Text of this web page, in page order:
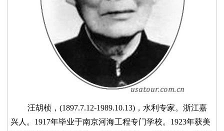
汪胡桢，(1897.7.12-1989.10.13)，水利专家。浙江嘉
兴人。1917年毕业于南京河海工程专门学校。1923年获美